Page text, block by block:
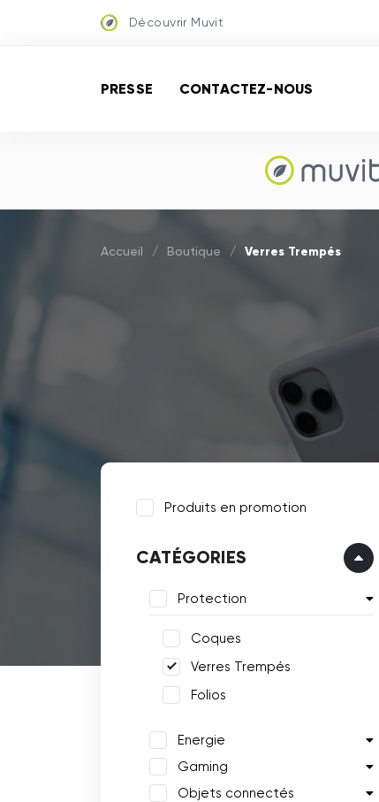
Découvrir Muvit
PRESSE CONTACTEZ-NOUS
Accueil / Boutique / Verres Trempés
Produits en promotion
CATÉGORIES
Protection
Coques
Verres Trempés
Folios
Energie
Gaming
Objets connectés